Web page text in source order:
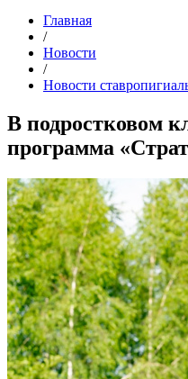
Главная
/
Новости
/
Новости
В подростковом
программа